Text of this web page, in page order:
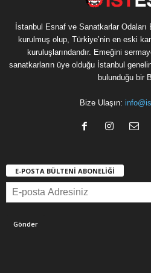
İstanbul Esnaf ve Sanatkarlar Odaları
kurulmuş olup, Türkiye’nin en eski
kuruluşlarındandır. Emeğini
sanatkarların üye olduğu İstanbul
bulunduğu bir
Bize Ulaşın:
E-POSTA BÜLTENİ ABONELİĞİ